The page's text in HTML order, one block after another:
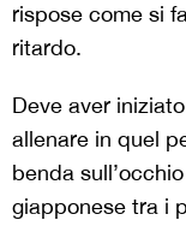
rispose come si
ritardo.
Deve aver
allenare in quel
benda
giapponese tra i